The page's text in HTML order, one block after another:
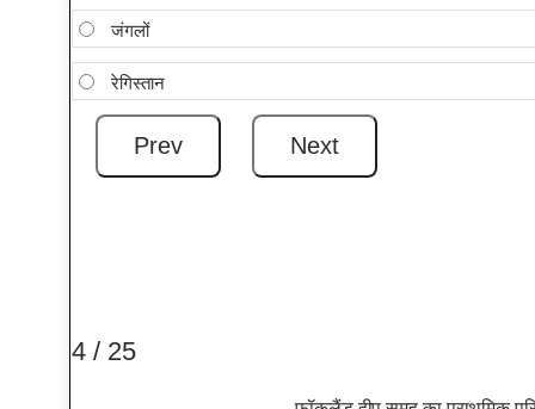
जंगलों
रेगिस्तान
4 / 25